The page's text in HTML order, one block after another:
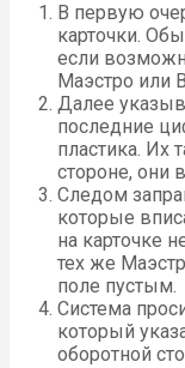
В первую
карточки.
если
Маэстро или
Далее
последние
пластика. Их
стороне, они
Следом
которые
на карточке
тех же
поле пустым.
Система
который
оборотной